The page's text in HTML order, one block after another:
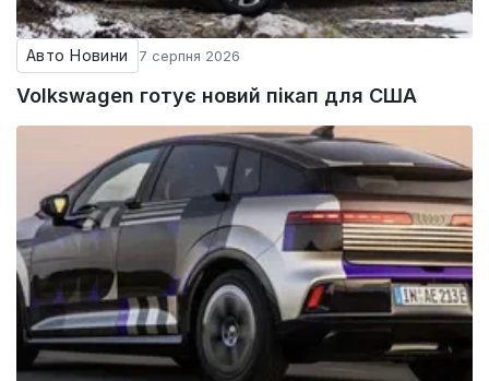
Авто Новини 7 серпня 2026
Volkswagen готує новий пікап для США